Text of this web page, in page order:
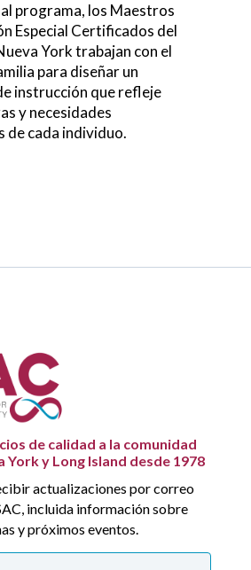
programa, los Maestros
Especial Certificados del
York trabajan con el
para diseñar un
instrucción que refleje
y necesidades
de cada individuo.
de calidad a la comunidad
York y Long Island desde 1978
actualizaciones por correo
incluida información sobre
y próximos eventos.